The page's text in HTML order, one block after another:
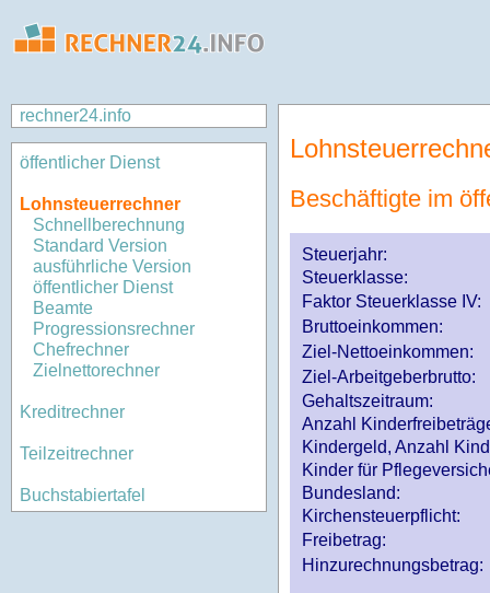
rechner24.info
öffentlicher Dienst
Lohnsteuerrechner
Schnellberechnung
Standard Version
ausführliche Version
öffentlicher Dienst
Beamte
Progressionsrechner
Chefrechner
Zielnettorechner
Kreditrechner
Teilzeitrechner
Buchstabiertafel
Beschäftigte im
Steuerjahr:
Steuerklasse:
Faktor Steuerklasse IV:
Bruttoeinkommen:
Ziel-Nettoeinkommen:
Ziel-Arbeitgeberbrutto:
Gehaltszeitraum:
Anzahl
Kindergeld, Anzahl
Kinder für
Bundesland:
Kirchensteuerpflicht:
Freibetrag:
Hinzurechnungsbetrag: